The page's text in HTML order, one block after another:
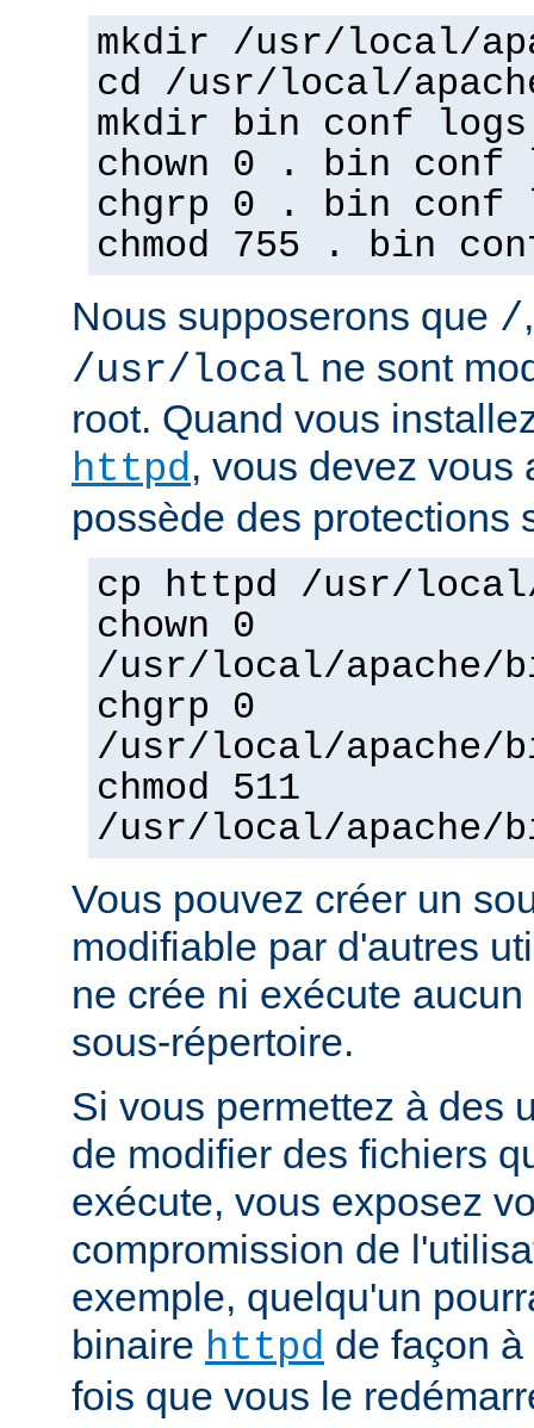
mkdir /usr/local/
cd /usr/local/
mkdir bin conf logs
chown 0 . bin conf
chgrp 0 . bin conf
chmod 755 . bin
Nous supposerons que /
/usr/local ne sont
root. Quand vous
httpd, vous devez vous
possède des protections
cp httpd /usr/
chown 0
/usr/local/apache/
chgrp 0
/usr/local/apache/
chmod 511
/usr/local/apache/
Vous pouvez créer un
modifiable par d'autres
ne crée ni exécute
sous-répertoire.
Si vous permettez à des
de modifier des fichiers
exécute, vous exposez
compromission de
exemple, quelqu'un
binaire httpd de façon
fois que vous le